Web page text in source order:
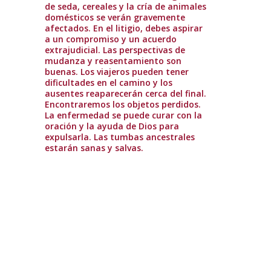
de seda, cereales y la cría de animales
domésticos se verán gravemente
afectados. En el litigio, debes aspirar
a un compromiso y un acuerdo
extrajudicial. Las perspectivas de
mudanza y reasentamiento son
buenas. Los viajeros pueden tener
dificultades en el camino y los
ausentes reaparecerán cerca del final.
Encontraremos los objetos perdidos.
La enfermedad se puede curar con la
oración y la ayuda de Dios para
expulsarla. Las tumbas ancestrales
estarán sanas y salvas.